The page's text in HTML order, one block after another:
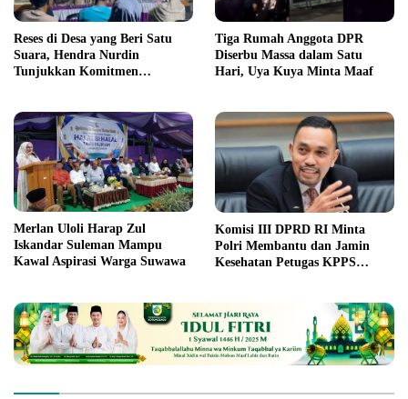
Reses di Desa yang Beri Satu
Suara, Hendra Nurdin
Tunjukkan Komitmen
Tiga Rumah Anggota DPR
Diserbu Massa dalam Satu
Hari, Uya Kuya Minta Maaf
Merlan Uloli Harap Zul
Iskandar Suleman Mampu
Kawal Aspirasi Warga Suwawa
Komisi III DPRD RI Minta
Polri Membantu dan Jamin
Kesehatan Petugas KPPS